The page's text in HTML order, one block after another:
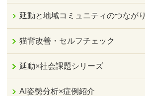
延動と地域コミュニティのつながり
猫背改善・セルフチェック
延動×社会課題シリーズ
AI姿勢分析×症例紹介